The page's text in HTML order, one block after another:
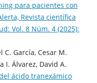
para pacientes con
Revista científica
Vol. 8 Núm. 4 (2025):
C. García, Cesar M.
I. Álvarez, David A.
ácido tranexámico